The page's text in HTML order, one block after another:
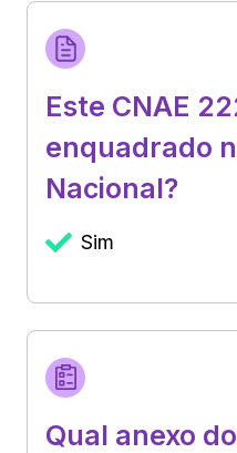
Este CNAE
enquadrado
Nacional?
Sim
Qual anexo